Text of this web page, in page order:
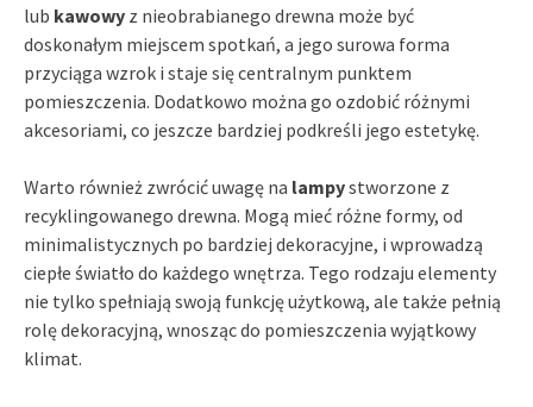
lub kawowy z nieobrabianego drewna może być
doskonałym miejscem spotkań, a jego surowa forma
przyciąga wzrok i staje się centralnym punktem
pomieszczenia. Dodatkowo można go ozdobić różnymi
akcesoriami, co jeszcze bardziej podkreśli jego estetykę.
Warto również zwrócić uwagę na lampystworzone z
recyklingowanego drewna. Mogą mieć różne formy, od
minimalistycznych po bardziej dekoracyjne, i wprowadzą
ciepłe światło do każdego wnętrza. Tego rodzaju elementy
nie tylko spełniają swoją funkcję użytkową, ale także pełnią
rolę dekoracyjną, wnosząc do pomieszczenia wyjątkowy
klimat.